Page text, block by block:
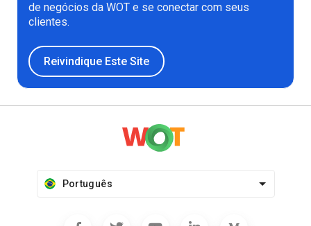
de negócios da WOT e se conectar com seus
clientes.
Reivindique Este Site
Português